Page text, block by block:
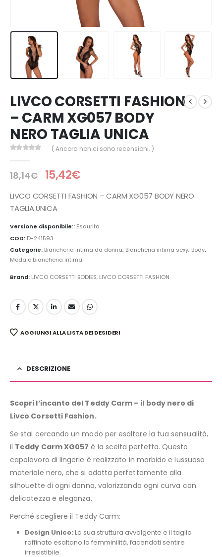
LIVCO CORSETTI FASHION
– CARM XG057 BODY
NERO TAGLIA UNICA
( Ancora non ci sono recensioni. )
18,14€ 15,42€
LIVCO CORSETTI FASHION – CARM XG057 BODY NERO
TAGLIA UNICA
Versione disponibile:: Esaurito
COD: D-241593
Categorie: Biancheria intima da donna, Biancheria intima sexy, Body,
Moda e biancheria intima
Brand: LIVCO CORSETTI BODIES, LIVCO CORSETTI FASHION
AGGIUNGI ALLA LISTA DEI DESIDERI
DESCRIZIONE
Scopri l’incanto del Teddy Carm – il body nero di
Livco Corsetti Fashion.
Se stai cercando un modo per esaltare la tua sensualità,
il Teddy Carm XG057 è la scelta perfetta. Questo
capolavoro di lingerie è realizzato in morbido e lussuoso
materiale nero, che si adatta perfettamente alla
silhouette di ogni donna, valorizzando ogni curva con
delicatezza e eleganza.
Perché scegliere il Teddy Carm:
Design Unico: La sua struttura avvolgente e il taglio
raffinato esaltano la femminilità, facendoti sentire
irresistibile.